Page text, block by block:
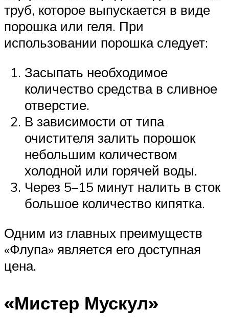
труб, которое выпускается в виде
порошка или геля. При
использовании порошка следует:
Засыпать необходимое
количество средства в сливное
отверстие.
В зависимости от типа
очистителя залить порошок
небольшим количеством
холодной или горячей воды.
Через 5–15 минут налить в сток
большое количество кипятка.
Одним из главных преимуществ
«Флупа» является его доступная
цена.
«Мистер Мускул»